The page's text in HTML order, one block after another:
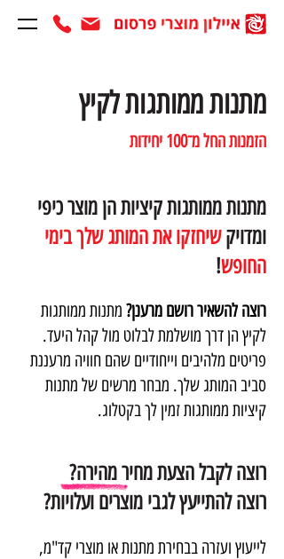
מתנות ממותגות לקיץ
הזמנות החל מ־100 יחידות
מתנות ממותגות קיציות הן מוצר כיפי
ומדויקשיחזקו את המותג שלך בימי
החופש!
רוצה להשאיר רושם מרענן? מתנות ממותגות
לקיץ הן דרך מושלמת לבלוט מול קהל היעד.
פריטים מלהיבים וייחודיים שהם חוויה מרעננת
סביב המותג שלך. מבחר מרשים של מתנות
קיציות ממותגות זמין לך בקטלוג.
רוצה לקבל הצעת מחיר מהירה?
רוצה להתייעץ לגבי מוצרים ועלויות?
לייעוץ ועזרה בבחירת מתנות או מוצרי קד"מ,